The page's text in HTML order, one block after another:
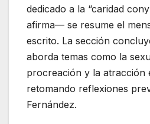
dedicado a la “caridad
afirma— se resume el
escrito. La sección
aborda temas como la
procreación y la atracción
retomando reflexiones
Fernández.